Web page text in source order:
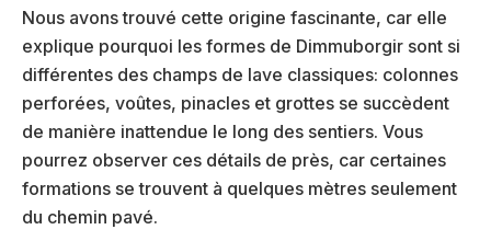
Nous avons trouvé cette origine fascinante, car elle
explique pourquoi les formes de Dimmuborgir sont si
différentes des champs de lave classiques: colonnes
perforées, voûtes, pinacles et grottes se succèdent
de manière inattendue le long des sentiers. Vous
pourrez observer ces détails de près, car certaines
formations se trouvent à quelques mètres seulement
du chemin pavé.